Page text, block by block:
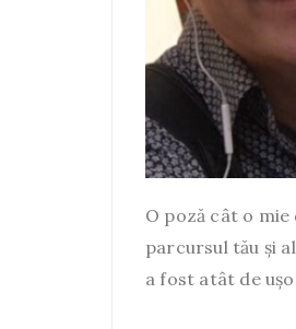
O poză cât o
parcursul tău și
a fost atât de